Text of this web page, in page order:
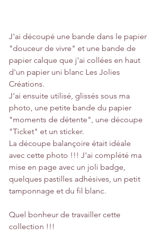
J'ai découpé une bande dans le papier
"douceur de vivre" et une bande de
papier calque que j'ai collées en haut
d'un papier uni blanc Les Jolies
Créations.
J'ai ensuite utilisé, glissés sous ma
photo, une petite bande du papier
"moments de détente", une découpe
"Ticket" et un sticker.
La découpe balançoire était idéale
avec cette photo !!! J'ai complété ma
mise en page avec un joli badge,
quelques pastilles adhésives, un petit
tamponnage et du fil blanc.
Quel bonheur de travailler cette
collection !!!